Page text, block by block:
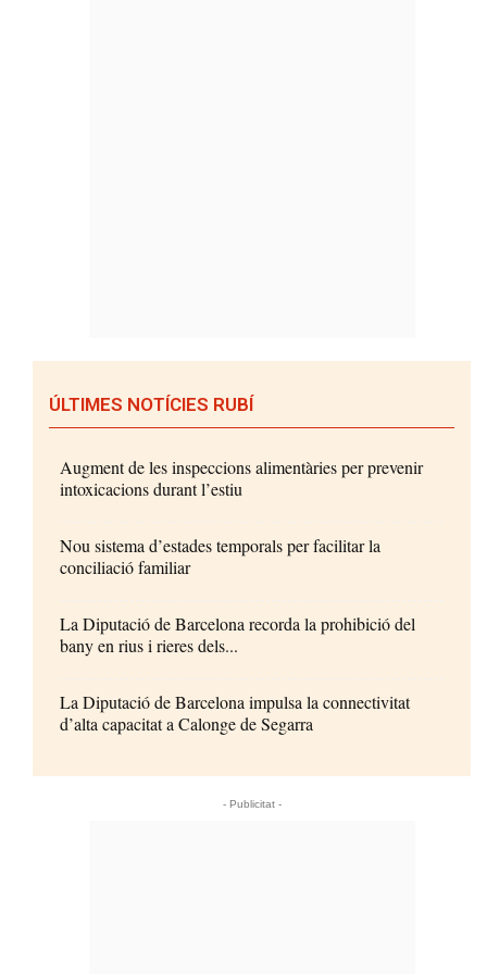
ÚLTIMES NOTÍCIES RUBÍ
Augment de les inspeccions alimentàries per prevenir
intoxicacions durant l’estiu
Nou sistema d’estades temporals per facilitar la
conciliació familiar
La Diputació de Barcelona recorda la prohibició del
bany en rius i rieres dels...
La Diputació de Barcelona impulsa la connectivitat
d’alta capacitat a Calonge de Segarra
- Publicitat -